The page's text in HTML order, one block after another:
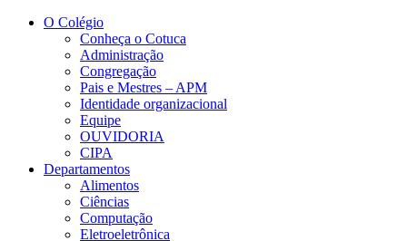
Conteúdo principal
O Colégio
Conheça o Cotuca
Administração
Congregação
Pais e Mestres – APM
Identidade organizacional
Equipe
OUVIDORIA
CIPA
Departamentos
Alimentos
Ciências
Computação
Eletroeletrônica